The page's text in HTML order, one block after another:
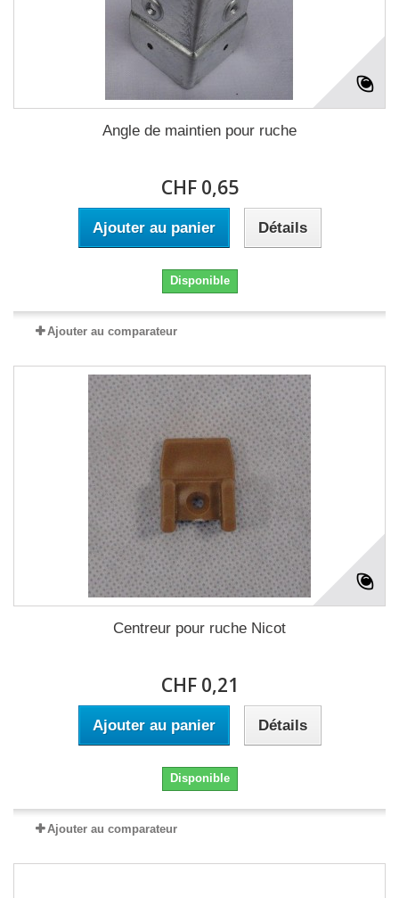
Angle de maintien pour ruche
CHF 0,65
Ajouter au panier Détails
Disponible
Ajouter au comparateur
Centreur pour ruche Nicot
CHF 0,21
Ajouter au panier Détails
Disponible
Ajouter au comparateur